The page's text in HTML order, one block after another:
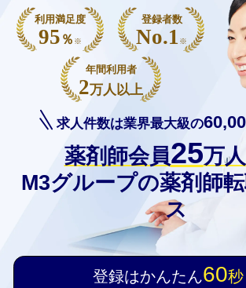
求人件数は業界最大級の
薬剤師会員25万
M3グループの薬剤師
ス
利用満足度
95 ％ ※
登録者数
No.1 ※
年間利用者
2万人以上
登録はかんたん60秒